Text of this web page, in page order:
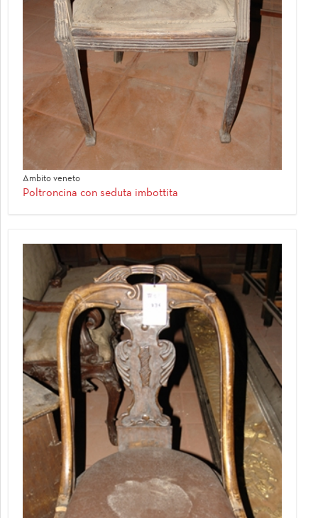
Ambito veneto
Poltroncina con seduta imbottita